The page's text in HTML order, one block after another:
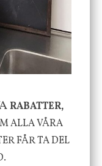
Ostron,
RABATTER,
ALLA VÅRA
FÅR TA DEL